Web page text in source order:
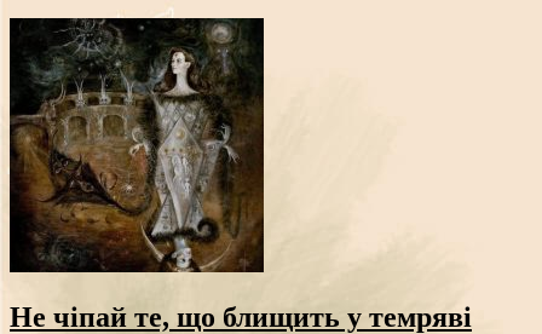
Не чіпай те, що блищить у темряві